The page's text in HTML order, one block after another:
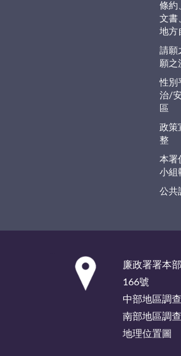
條約
文書
地方
請願
願之
性別
治/
區
政策
整
本署
小組
公共
廉政署署本
166號
中部地區調
南部地區調
地理位置圖